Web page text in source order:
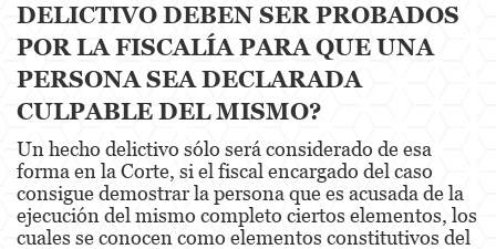
Fraude de Juego
Fraude de Seguro de Auto
Fraude Del Seguro De Desempleo
Fraude de Tarjetas de Crédito
Fraude Inmobiliario
DELICTIVO DEBEN SER PROBADOS
POR LA FISCALÍA PARA QUE UNA
PERSONA SEA DECLARADA
CULPABLE DEL MISMO?
Un hecho delictivo sólo será considerado de esa
forma en la Corte, si el fiscal encargado del caso
consigue demostrar la persona que es acusada de la
ejecución del mismo completo ciertos elementos, los
cuales se conocen como elementos constitutivos del